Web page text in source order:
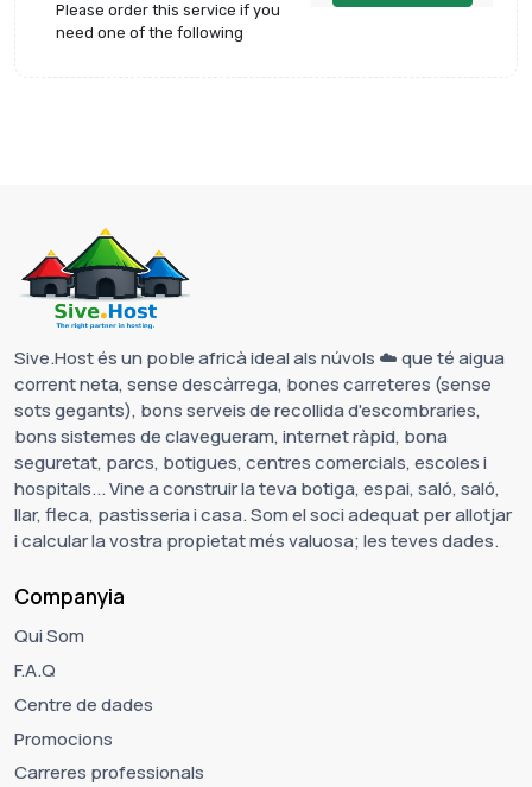
Please order this service if you
need one of the following
Sive.Host és un poble africà ideal als núvols ☁️ que té aigua
corrent neta, sense descàrrega, bones carreteres (sense
sots gegants), bons serveis de recollida d'escombraries,
bons sistemes de clavegueram, internet ràpid, bona
seguretat, parcs, botigues, centres comercials, escoles i
hospitals... Vine a construir la teva botiga, espai, saló, saló,
llar, fleca, pastisseria i casa. Som el soci adequat per allotjar
i calcular la vostra propietat més valuosa; les teves dades.
Companyia
Qui Som
F.A.Q
Centre de dades
Promocions
Carreres professionals